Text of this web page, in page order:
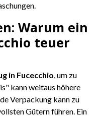
Warum ein
teuer
in Fucecchio, um zu
kann weitaus höhere
Verpackung kann zu
Gütern führen. Ein